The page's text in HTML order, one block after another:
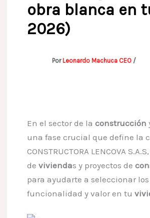
obra blanca en
2026)
Por Leonardo Machuca CEO /
En el sector de la construcción
una fase crucial que define la
CONSTRUCTORA LENCOVA
de viviendas y proyectos de
para ayudarte a seleccionar
funcionalidad y valor en tu